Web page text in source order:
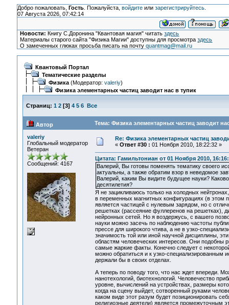
Добро пожаловать, Гость. Пожалуйста, войдитеили зарегистрируйтесь.
07 Августа 2026, 07:42:14
Новости: Книгу С.Доронина "Квантовая магия" читатьздесь
Материалы старого сайта "Физика Магии" доступны для просмотраздесь
О замеченных глюках просьба писать на почтуquantmag@mail.ru
Квантовый Портал
Тематические разделы
Физика(Модератор: valeriy)
Физика элементарных частиц заводит нас в тупик
Страниц: 1 2[3] 4 5 6 Все
Автор Тема: Физика элементарных частиц заводит
valeriy
Глобальный модератор
Ветеран
Сообщений: 4167
Re: Физика элементарных частиц
« Ответ #30 : 01 Ноября 2010, 18:22:32 »
Цитата: Гамильтониан от 01 Ноября 2010,
Валерий, Вы готовы поменять тематику своего
актуальны, а также обратим взор в неведомое
Валерий, каким Вы видите будущее науки?
десятилетия?
Я не зацикливаюсь только на холодных
в переменных магнитных конфигурациях (в этом
является частицей с нулевым зарядом, но с
решетках (рассеяние фуллеренов на решетках),
нейронных сетей. Но я воздержусь, с вашего
науки можно засечь по наблюдению частоты
прессе для широкого чтива, а не в узко-
значимость той или иной научной дисциплины,
областям человеческих интересов. Они подобны
самые жаркие факты. Конечно следует с
можно обратиться и к узко-специализированным
держали бы в своих отделах.
А теперь по поводу того, что нас ждет впереди.
нанотехологий, биотехнологий. Человечество
уровне, вычислений на устройствах, размеры
когда на сцену выйдет, сотворенный руками
каком виде этот разум будет позиционировать
религиозные деятели) является промежуточным